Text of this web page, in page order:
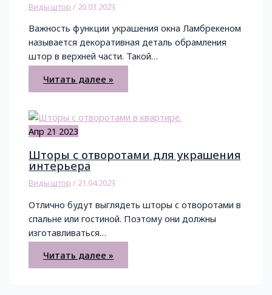
Виды штор / 20.03.2023
Важность функции украшения окна Ламбрекеном
называется декоративная деталь обрамления
штор в верхней части. Такой…
Читать далее »
Апр 21 2023
Шторы с отворотами для украшения
интерьера
Виды штор / 21.04.2023
Отлично будут выглядеть шторы с отворотами в
спальне или гостиной. Поэтому они должны
изготавливаться…
Читать далее »